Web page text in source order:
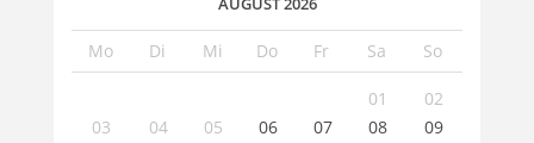
Mo Di Mi Do Fr Sa So
01
02
03
04 05 06 07 08
09